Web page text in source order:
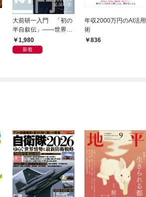
大前研一入門 「初の
半自叙伝」――世界的
戦略コンサルタントは
いかに生まれたか
1,980
新着
年収2000万円のAI活用
術
836